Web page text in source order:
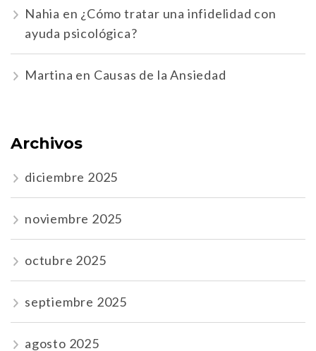
Nahia en ¿Cómo tratar una infidelidad con
ayuda psicológica?
Martina en Causas de la Ansiedad
Archivos
diciembre 2025
noviembre 2025
octubre 2025
septiembre 2025
agosto 2025